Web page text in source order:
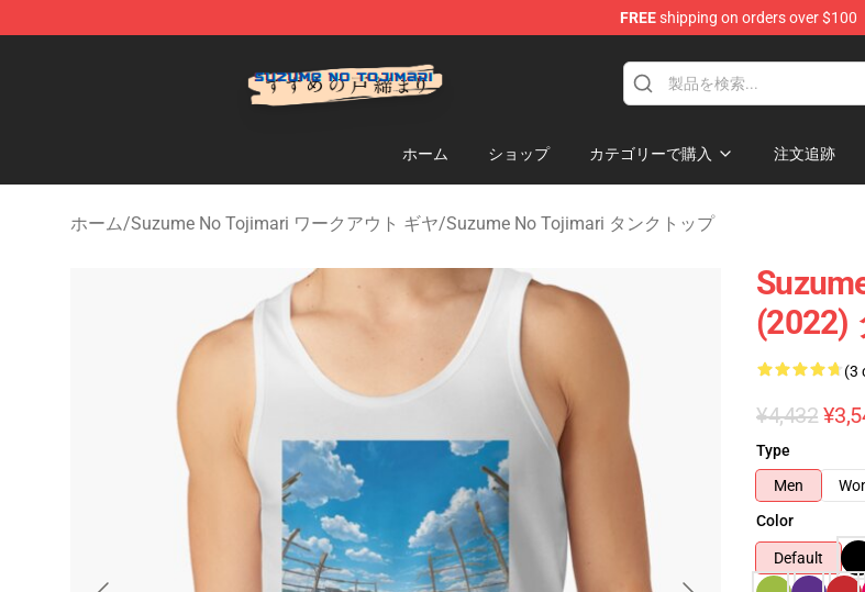
FREEshipping on orders over $100
ホーム ショップ カテゴリーで購入 注文追跡
ホーム/Suzume No Tojimari ワークアウト ギヤ/Suzume No Tojimari タンクトップ
(2022)
(3
¥4,432
Type
Men
Color
Default